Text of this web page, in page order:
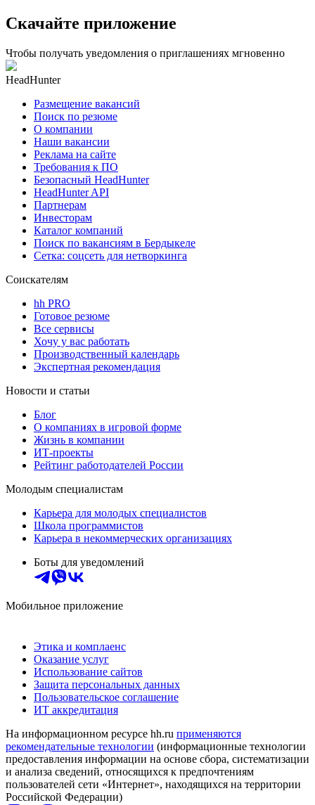
Скачайте приложение
Чтобы получать уведомления о приглашениях мгновенно
HeadHunter
Размещение вакансий
Поиск по резюме
О компании
Наши вакансии
Реклама на сайте
Требования к ПО
Безопасный HeadHunter
HeadHunter API
Партнерам
Инвесторам
Каталог компаний
Поиск по вакансиям в Бердыкеле
Сетка: соцсеть для нетворкинга
Соискателям
hh PRO
Готовое резюме
Все сервисы
Хочу у вас работать
Производственный календарь
Экспертная рекомендация
Новости и статьи
Блог
О компаниях в игровой форме
Жизнь в компании
ИТ-проекты
Рейтинг работодателей России
Молодым специалистам
Карьера для молодых специалистов
Школа программистов
Карьера в некоммерческих организациях
Боты для уведомлений
Мобильное приложение
Этика и комплаенс
Оказание услуг
Использование сайтов
Защита персональных данных
Пользовательское соглашение
ИТ аккредитация
На информационном ресурсе hh.ru применяются
рекомендательные технологии (информационные технологии
предоставления информации на основе сбора, систематизации
и анализа сведений, относящихся к предпочтениям
пользователей сети «Интернет», находящихся на территории
Российской Федерации)